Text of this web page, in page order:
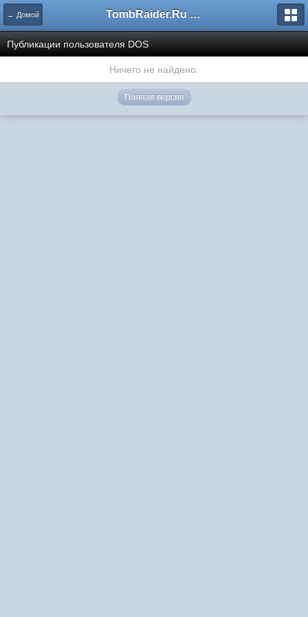
← Домой TombRaider.Ru - Форумы
Публикации пользователя DOS
Ничего не найдено.
Полная версия